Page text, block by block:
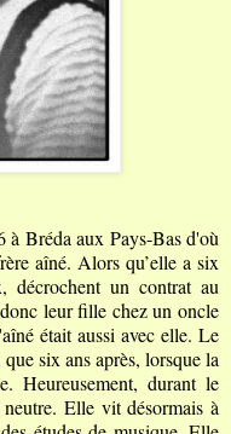
à Bréda aux Pays-Bas d'où
aîné. Alors qu’elle a six
décrochent un contrat au
leur fille chez un oncle
était aussi avec elle. Le
six ans après, lorsque la
Heureusement, durant le
Elle vit désormais à